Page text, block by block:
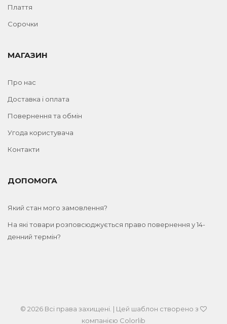
Плаття
Сорочки
МАГАЗИН
Про нас
Доставка і оплата
Повернення та обмін
Угода користувача
Контакти
ДОПОМОГА
Який стан мого замовлення?
На які товари розповсюджується право повернення у 14-
денний термін?
© 2026 Всі права захищені. | Цей шаблон створено з
компанією Colorlib